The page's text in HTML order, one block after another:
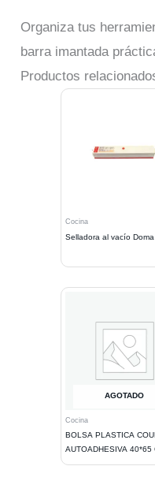
Organiza tus
barra imantada
Productos
Cocina
Selladora al vacío
AGOTADO
Cocina
BOLSA PLASTICA
AUTOADHESIVA 40*65